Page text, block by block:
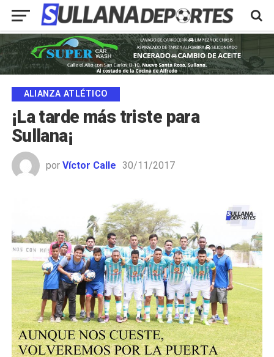
ALIANZA ATLÉTICO
¡La tarde más triste para
Sullana¡
por Víctor Calle 30/11/2017